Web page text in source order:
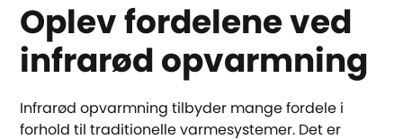
Oplev fordelene ved
infrarød opvarmning
Infrarød opvarmning tilbyder mange fordele i
forhold til traditionelle varmesystemer. Det er